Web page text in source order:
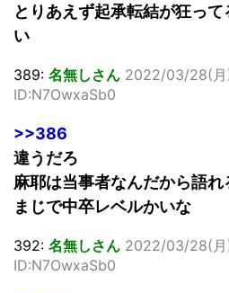
とりあえず起承転結が狂っ
い
389: 名無しさん 2022/03/28(月
ID:N7OwxaSb0
>>386
違うだろ
麻耶は当事者なんだから語れ
まじで中卒レベルかいな
392: 名無しさん 2022/03/28(月
ID:N7OwxaSb0